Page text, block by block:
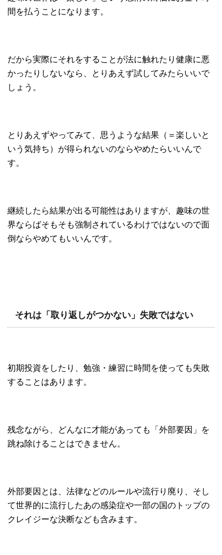
間を払うことになります。
だから実際にそれをすることが法に触れたり健康に悪
かったりしないなら、とりあえず試してみたらいいで
しょう。
とりあえずやってみて、思うような結果（＝楽しいと
いう気持ち）が得られないのならやめたらいいんで
す。
継続したら結果が出る可能性はありますが、趣味の世
界ならばそもそも強制されているわけではないので面
倒ならやめてもいいんです。
それは「取り返しがつかない」失敗ではない
初期投資をしたり、勉強・練習に時間を使っても失敗
することはあります。
残念ながら、どんなに才能があっても「外部要因」を
跳ね除けることはできません。
外部要因とは、法律などのルールや流行り廃り、そし
て世界的に流行したあの感染症や一部の国のトップの
クレイジーな決断なども含みます。